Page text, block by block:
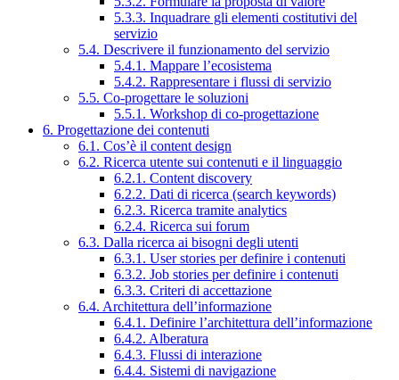
5.3.3. Inquadrare gli elementi costitutivi del
servizio
5.4. Descrivere il funzionamento del servizio
5.4.1. Mappare l’ecosistema
5.4.2. Rappresentare i flussi di servizio
5.5. Co-progettare le soluzioni
5.5.1. Workshop di co-progettazione
6. Progettazione dei contenuti
6.1. Cos’è il content design
6.2. Ricerca utente sui contenuti e il linguaggio
6.2.1. Content discovery
6.2.2. Dati di ricerca (search keywords)
6.2.3. Ricerca tramite analytics
6.2.4. Ricerca sui forum
6.3. Dalla ricerca ai bisogni degli utenti
6.3.1. User stories per definire i contenuti
6.3.2. Job stories per definire i contenuti
6.3.3. Criteri di accettazione
6.4. Architettura dell’informazione
6.4.1. Definire l’architettura dell’informazione
6.4.2. Alberatura
6.4.3. Flussi di interazione
6.4.4. Sistemi di navigazione